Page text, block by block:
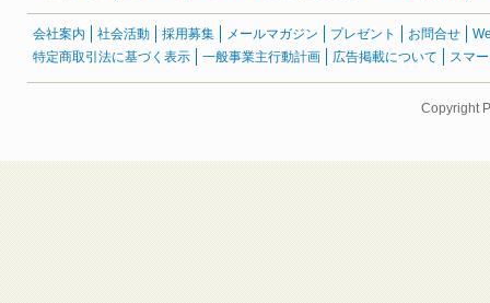
会社案内 社会活動 採用募集 メールマガジン プレゼント お問合せ
特定商取引法に基づく表示
一般事業主行動計画 広告掲載について スマ
Copyright